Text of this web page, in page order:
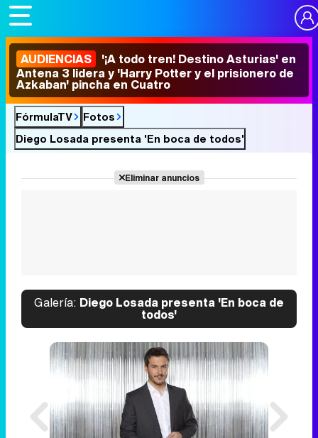
AUDIENCIAS '¡A todo tren! Destino Asturias' en
Antena 3 lidera y 'Harry Potter y el prisionero de
Azkaban' pincha en Cuatro
FórmulaTV
Fotos
Diego Losada presenta 'En boca de todos'
Eliminar anuncios
Galería: Diego Losada presenta 'En boca de
todos'